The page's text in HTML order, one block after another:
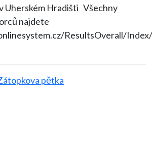
Hradišti Všechny
najdete
ResultsOverall/